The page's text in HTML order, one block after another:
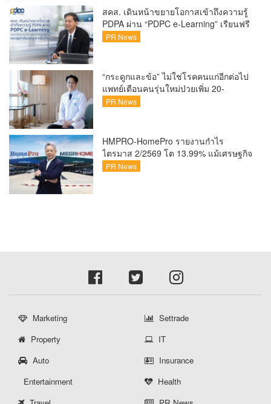
สุดพิเศษตลอดทัวร์นาเมนต์
สคส. เดินหน้าขยายโอกาสเข้าถึงความรู้
PDPA ผ่าน “PDPC e-Learning” เรียนฟรี
ทุกที่ ทุกเวลา พร้อมประกาศนียบัตร ต่อย
แล้ว
PR News
“กระดูกและข้อ” ไม่ใช่โรคคนแก่อีกต่อไป
แพทย์เตือนคนรุ่นใหม่ป่วยเพิ่ม 20-
30% เสี่ยง ‘ข้อเข่าเสื่อมก่อนวัย’ จาก
PR News
HMPRO-HomePro รายงานกำไร
ไตรมาส 2/2569 โต 13.99% แม้เศรษฐกิจ
ผันผวนเดินหน้าขยายสาขา เสริมพอร์ต
PR News
Marketing
Settrade
Property
IT
Auto
Insurance
Entertainment
Health